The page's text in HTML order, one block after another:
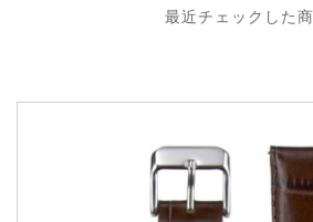
最近チェックした